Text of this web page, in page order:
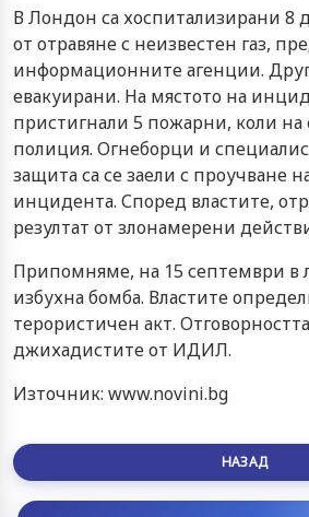
В Лондон са хоспитализирани 8
от отравяне с неизвестен газ,
информационните агенции.
евакуирани. На мястото на
пристигнали 5 пожарни, коли
полиция. Огнеборци и
защита са се заели с проучване
инцидента. Според властите,
резултат от злонамерени
Припомняме, на 15 септември в
избухна бомба. Властите
терористичен акт.
джихадистите от ИДИЛ.
Източник: www.novini.bg
НАЗАД